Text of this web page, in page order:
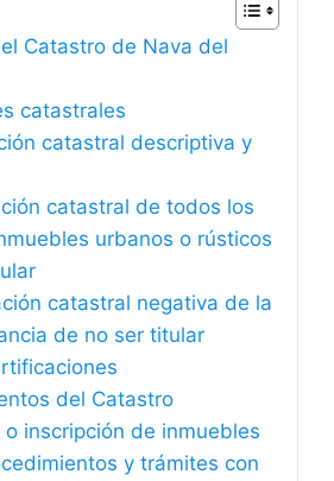
Catastro de Nava del
catastrales
catastral descriptiva y
catastral de todos los
urbanos o rústicos
catastral negativa de la
de no ser titular
del Catastro
o inscripción de inmuebles
y trámites con